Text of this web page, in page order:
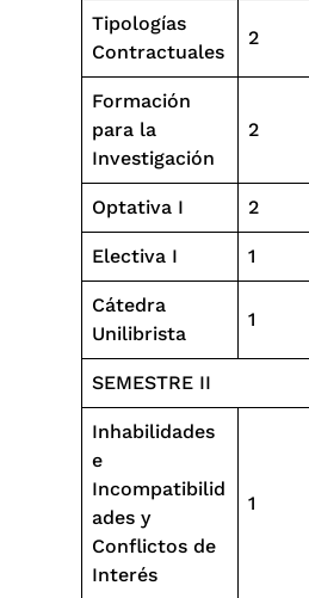
Tipologías
Contractuales
2
Formación
para la
Investigación
2
Optativa I 2
Electiva I 1
Cátedra
Unilibrista
1
SEMESTRE II
Inhabilidades
e
Incompatibilid
ades y
Conflictos de
Interés
1